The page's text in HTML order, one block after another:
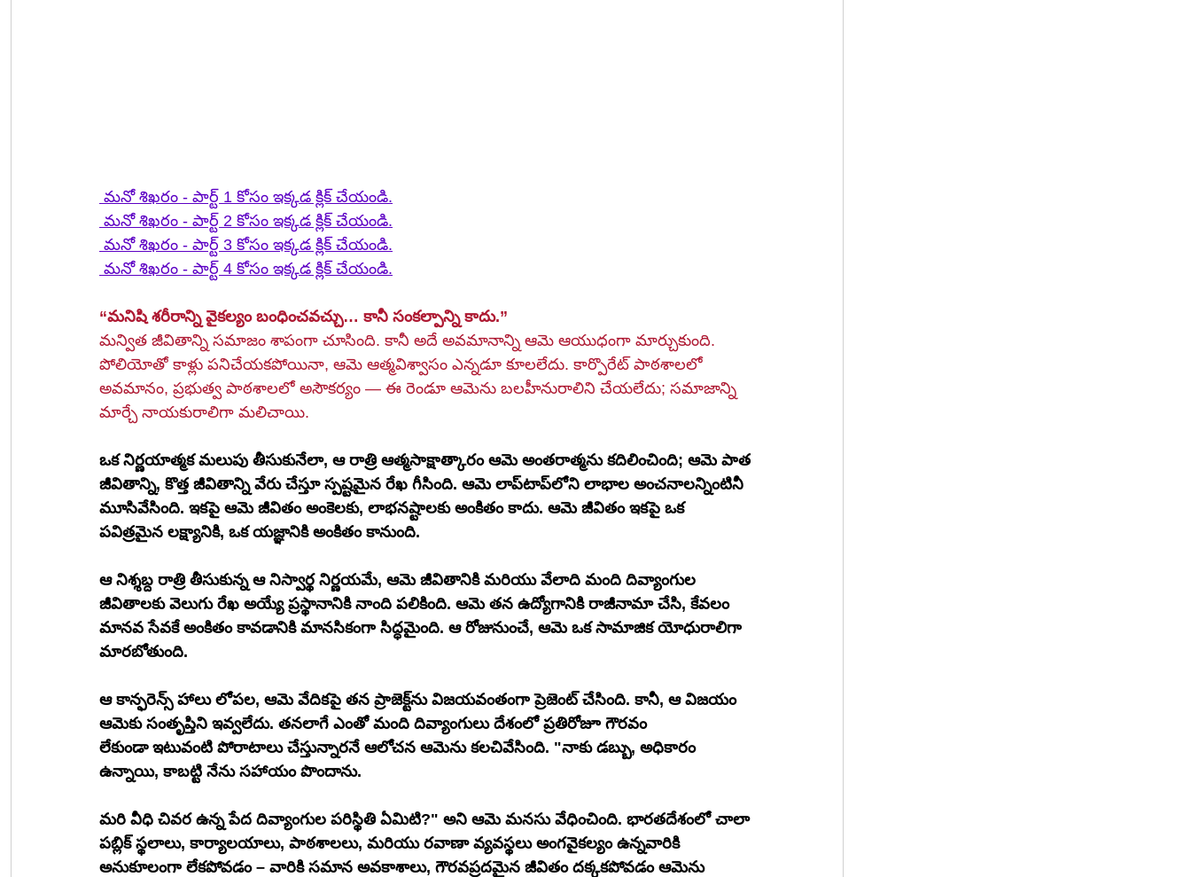
మనో శిఖరం - పార్ట్ 1 కోసం ఇక్కడ క్లిక్ చేయండి.
మనో శిఖరం - పార్ట్ 2 కోసం ఇక్కడ క్లిక్ చేయండి.
మనో శిఖరం - పార్ట్ 3 కోసం ఇక్కడ క్లిక్ చేయండి.
మనో శిఖరం - పార్ట్ 4 కోసం ఇక్కడ క్లిక్ చేయండి.
“మనిషి శరీరాన్ని వైకల్యం బంధించవచ్చు… కానీ సంకల్పాన్ని కాదు.”
మన్విత జీవితాన్ని సమాజం శాపంగా చూసింది. కానీ అదే అవమానాన్ని ఆమె ఆయుధంగా మార్చుకుంది.
పోలియోతో కాళ్లు పనిచేయకపోయినా, ఆమె ఆత్మవిశ్వాసం ఎన్నడూ కూలలేదు. కార్పొరేట్ పాఠశాలలో
అవమానం, ప్రభుత్వ పాఠశాలలో అసౌకర్యం — ఈ రెండూ ఆమెను బలహీనురాలిని చేయలేదు; సమాజాన్ని
మార్చే నాయకురాలిగా మలిచాయి.
ఒక నిర్ణయాత్మక మలుపు తీసుకునేలా, ఆ రాత్రి ఆత్మసాక్షాత్కారం ఆమె అంతరాత్మను కదిలించింది; ఆమె పాత
జీవితాన్ని, కొత్త జీవితాన్ని వేరు చేస్తూ స్పష్టమైన రేఖ గీసింది. ఆమె లాప్‌టాప్‌లోని లాభాల అంచనాలన్నింటినీ
మూసివేసింది. ఇకపై ఆమె జీవితం అంకెలకు, లాభనష్టాలకు అంకితం కాదు. ఆమె జీవితం ఇకపై ఒక
పవిత్రమైన లక్ష్యానికి, ఒక యజ్ఞానికి అంకితం కానుంది.
ఆ నిశ్శబ్ద రాత్రి తీసుకున్న ఆ నిస్వార్థ నిర్ణయమే, ఆమె జీవితానికి మరియు వేలాది మంది దివ్యాంగుల
జీవితాలకు వెలుగు రేఖ అయ్యే ప్రస్థానానికి నాంది పలికింది. ఆమె తన ఉద్యోగానికి రాజీనామా చేసి, కేవలం
మానవ సేవకే అంకితం కావడానికి మానసికంగా సిద్ధమైంది. ఆ రోజునుంచే, ఆమె ఒక సామాజిక యోధురాలిగా
మారబోతుంది.
ఆ కాన్ఫరెన్స్ హాలు లోపల, ఆమె వేదికపై తన ప్రాజెక్ట్‌ను విజయవంతంగా ప్రెజెంట్ చేసింది. కానీ, ఆ విజయం
ఆమెకు సంతృప్తిని ఇవ్వలేదు. తనలాగే ఎంతో మంది దివ్యాంగులు దేశంలో ప్రతిరోజూ గౌరవం
లేకుండా ఇటువంటి పోరాటాలు చేస్తున్నారనే ఆలోచన ఆమెను కలచివేసింది. "నాకు డబ్బు, అధికారం
ఉన్నాయి, కాబట్టి నేను సహాయం పొందాను.
మరి వీధి చివర ఉన్న పేద దివ్యాంగుల పరిస్థితి ఏమిటి?" అని ఆమె మనసు వేధించింది. భారతదేశంలో చాలా
పబ్లిక్ స్థలాలు, కార్యాలయాలు, పాఠశాలలు, మరియు రవాణా వ్యవస్థలు అంగవైకల్యం ఉన్నవారికి
అనుకూలంగా లేకపోవడం – వారికి సమాన అవకాశాలు, గౌరవప్రదమైన జీవితం దక్కకపోవడం ఆమెను